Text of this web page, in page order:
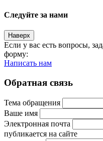
Следуйте за нами
Наверх
Если у вас есть вопросы,
форму:
Написать нам
Обратная связь
Тема обращения
Ваше имя
Электронная почта
публикается на сайте